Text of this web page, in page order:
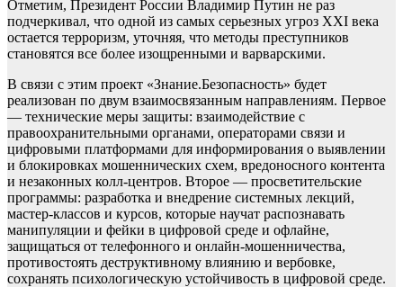
Отметим, Президент России Владимир Путин не раз
подчеркивал, что одной из самых серьезных угроз ХХI века
остается терроризм, уточняя, что методы преступников
становятся все более изощренными и варварскими.
В связи с этим проект «Знание.Безопасность» будет
реализован по двум взаимосвязанным направлениям. Первое
— технические меры защиты: взаимодействие с
правоохранительными органами, операторами связи и
цифровыми платформами для информирования о выявлении
и блокировках мошеннических схем, вредоносного контента
и незаконных колл-центров. Второе — просветительские
программы: разработка и внедрение системных лекций,
мастер-классов и курсов, которые научат распознавать
манипуляции и фейки в цифровой среде и офлайне,
защищаться от телефонного и онлайн-мошенничества,
противостоять деструктивному влиянию и вербовке,
сохранять психологическую устойчивость в цифровой среде.